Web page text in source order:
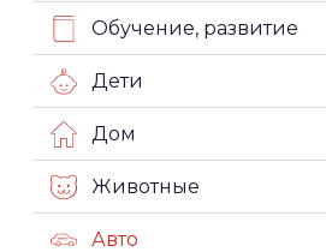
Обучение, развитие
Дети
Дом
Животные
Авто